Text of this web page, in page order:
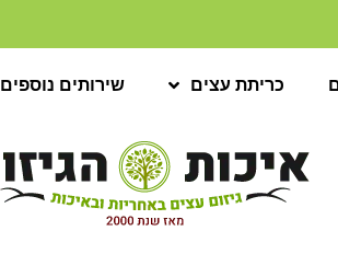
כריתת עצים שירותים נוספים